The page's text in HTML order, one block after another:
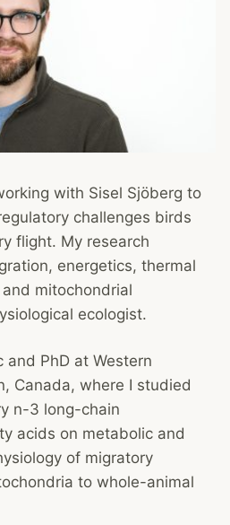
with Sisel Sjöberg to
challenges birds
flight. My research
energetics, thermal
mitochondrial
ecologist.
and PhD at Western
Canada, where I studied
n-3 long-chain
acids on metabolic and
of migratory
to whole-animal